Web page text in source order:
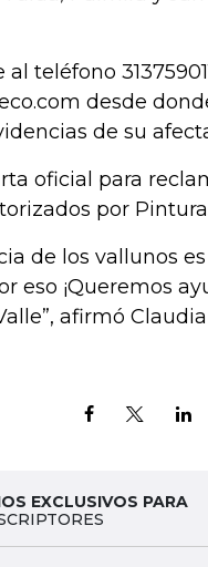
teléfono
desde
de su
oficial para
por
de los vallunos
eso ¡Queremos
afirmó
EXCLUSIVOS PARA